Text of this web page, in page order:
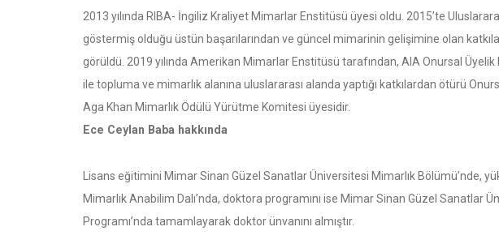
2013 yılında RIBA- İngiliz Kraliyet Mimarlar Enstitüsü üyesi oldu. 2015’te
göstermiş olduğu üstün başarılarından ve güncel mimarinin gelişimine olan
görüldü. 2019 yılında Amerikan Mimarlar Enstitüsü tarafından, AIA Onursal Üyelik
ile topluma ve mimarlık alanına uluslararası alanda yaptığı katkılardan ötürü
Aga Khan Mimarlık Ödülü Yürütme Komitesi üyesidir.
Ece Ceylan Baba hakkında
Lisans eğitimini Mimar Sinan Güzel Sanatlar Üniversitesi Mimarlık Bölümü’nde,
Mimarlık Anabilim Dalı’nda, doktora programını ise Mimar Sinan Güzel Sanatlar
Programı’nda tamamlayarak doktor ünvanını almıştır.